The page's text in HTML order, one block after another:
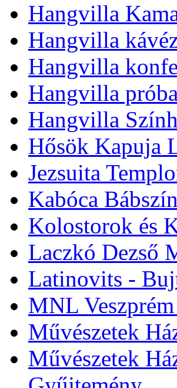
Hangvilla
Hangvilla
Hangvilla
Hangvilla
Hangvilla
Hősök Kapuja
Jezsuita
Kabóca
Kolostorok és
Laczkó Dezső
Latinovits -
MNL
Művészetek
Művészetek